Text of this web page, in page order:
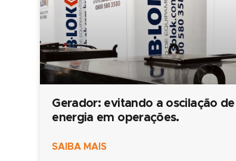
Gerador: evitando a oscilação de
energia em operações.
SAIBA MAIS